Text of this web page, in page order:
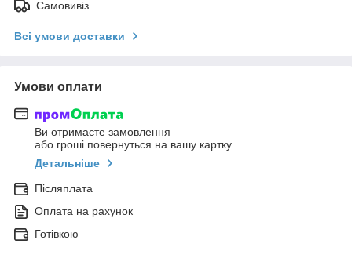
Самовивіз
Всі умови доставки
Умови оплати
Ви отримаєте замовлення
або гроші повернуться на вашу картку
Детальніше
Післяплата
Оплата на рахунок
Готівкою